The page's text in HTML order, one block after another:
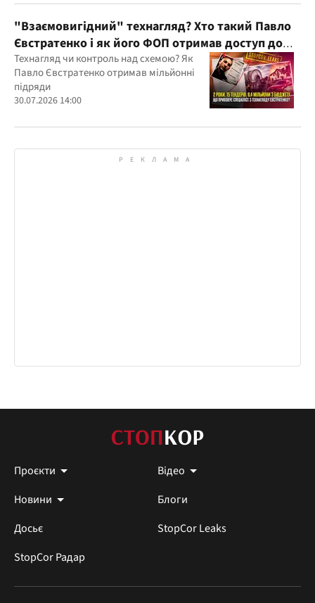
"Взаємовигідний" технагляд? Хто такий Павло
Євстратенко і як його ФОП отримав доступ до
бюджетних мільйонів?
Технагляд чи контроль над схемою? Як
Павло Євстратенко отримав мільйонні
підряди
30.07.2026 14:00
Проєкти
Відео
Новини
Блоги
Досьє
StopCor Leaks
StopCor Радар